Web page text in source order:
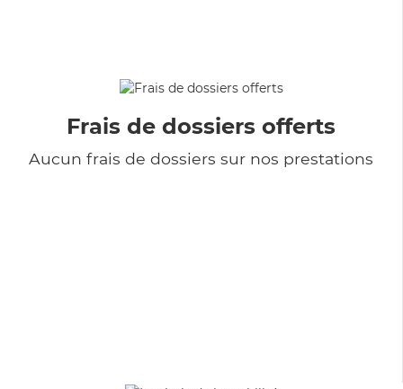
Frais de dossiers offerts
Aucun frais de dossiers sur nos prestations